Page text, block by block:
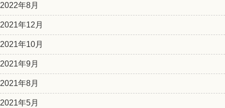
2022年8月
2021年12月
2021年10月
2021年9月
2021年8月
2021年5月